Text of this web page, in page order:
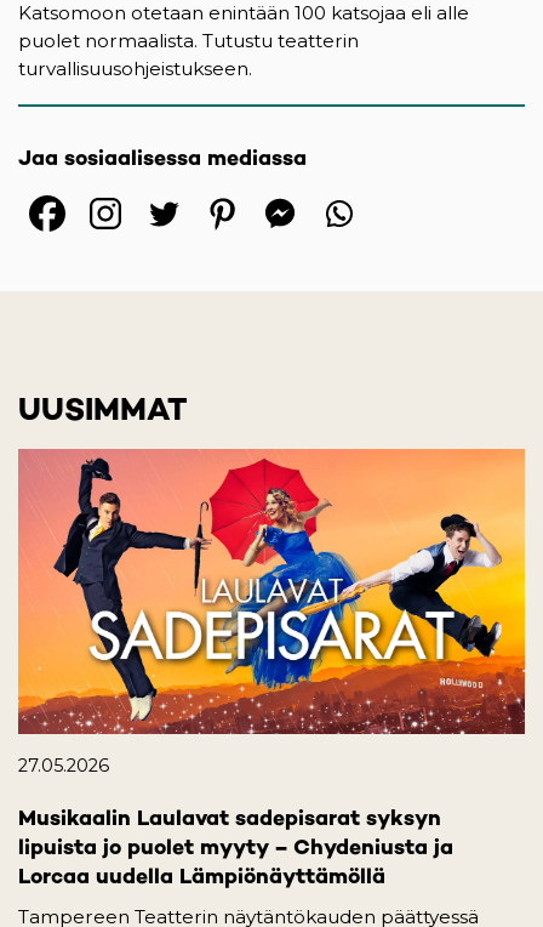
Katsomoon otetaan enintään 100 katsojaa eli alle
puolet normaalista. Tutustu teatterin
turvallisuusohjeistukseen.
Jaa sosiaalisessa mediassa
(opens in a new tab)
(opens in a new tab)
(opens in a new
(opens in a
UUSIMMAT
27.05.2026
Musikaalin Laulavat sadepisarat syksyn
lipuista jo puolet myyty – Chydeniusta ja
Lorcaa uudella Lämpiönäyttämöllä
Tampereen Teatterin näytäntökauden päättyessä